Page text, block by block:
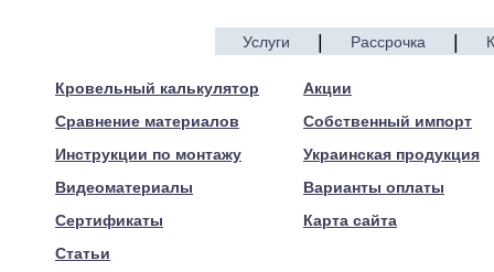
Услуги Рассрочка
Кровельный калькулятор
Сравнение материалов
Инструкции по монтажу
Видеоматериалы
Сертификаты
Статьи
Акции
Собственный импорт
Украинская продукция
Варианты оплаты
Карта сайта